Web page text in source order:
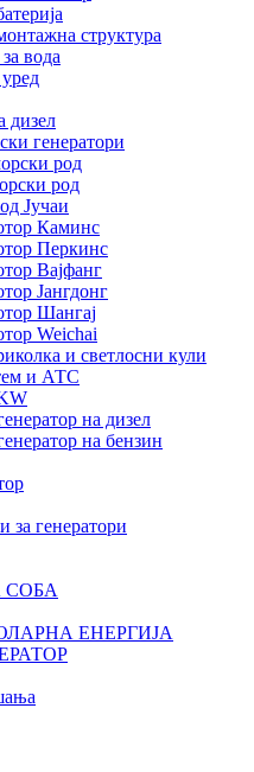
структура
вода
дизел
генератори
род
род
Јучаи
Каминс
Перкинс
Вајфанг
Јангдонг
Шангај
Weichai
и светлосни кули
и АТС
на дизел
на бензин
за генератори
СОБА
ЕНЕРГИЈА